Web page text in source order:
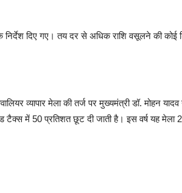
निर्देश दिए गए। तय दर से अधिक राशि वसूलने की कोई
व्यापार मेला की तर्ज पर मुख्यमंत्री डॉ. मोहन
में 50 प्रतिशत छूट दी जाती है। इस वर्ष यह मेला